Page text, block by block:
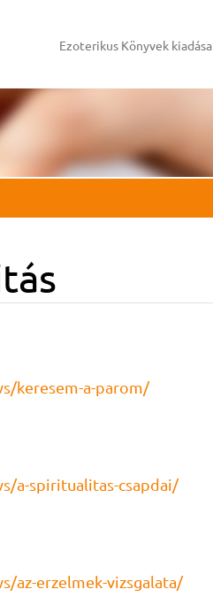
Ezoterikus Könyvek kiadása
keresem-a-parom/
a-spiritualitas-csapdai/
az-erzelmek-vizsgalata/